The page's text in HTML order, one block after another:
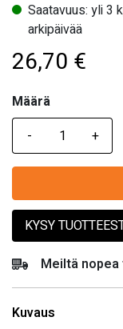
Saatavuus: yli 3
arkipäivää
26,70 €
Määrä
Määrä
KYSY
Meiltä
Kuvaus